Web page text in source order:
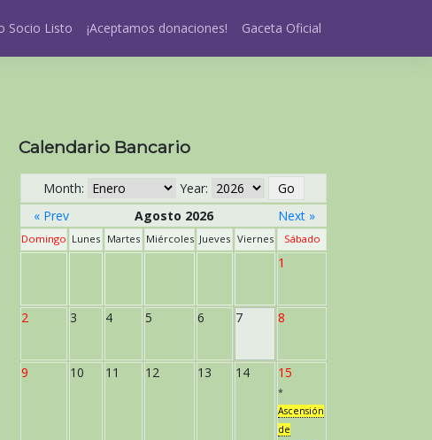
Socio Listo ¡Aceptamos donaciones! Gaceta Oficial
Calendario Bancario
Month:
Year:
« Prev
Agosto 2026 Next »
Domingo Lunes Martes Miércoles Jueves Viernes Sábado
1
2 3 4 5 6 7 8
9 10 11 12 13 14 15
*
Ascensión
de